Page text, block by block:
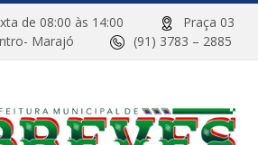
de 08:00 às 14:00
Praça 03
Marajó
(91) 3783 – 2885